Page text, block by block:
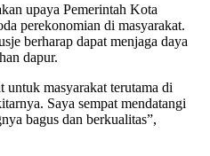
upaya Pemerintah Kota
perekonomian di masyarakat.
berharap dapat menjaga daya
dapur.
untuk masyarakat terutama di
Saya sempat mendatangi
bagus dan berkualitas”,